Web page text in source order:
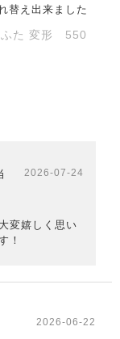
替え出来ました
ふた 変形 550
2026-07-24
変嬉しく思い
！
2026-06-22